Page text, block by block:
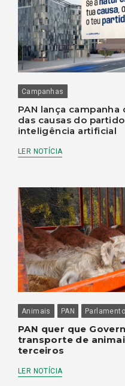
Campanhas
PAN lança
das causas do
inteligência artificial
LER NOTÍCIA
Animais PAN Parlamento
PAN quer que
transporte de
terceiros
LER NOTÍCIA